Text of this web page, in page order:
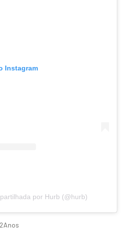
Instagram
por Hurb (@hurb)